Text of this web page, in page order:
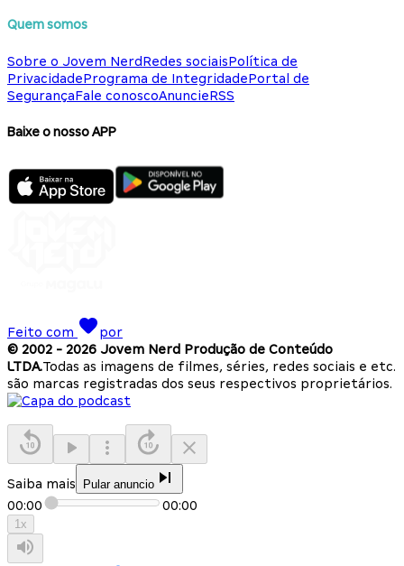
Quem somos
Sobre o Jovem NerdRedes sociaisPolítica de
PrivacidadePrograma de IntegridadePortal de
SegurançaFale conoscoAnuncieRSS
Baixe o nosso APP
Feito com
por
© 2002 - 2026 Jovem Nerd Produção de Conteúdo
LTDA.Todas as imagens de filmes, séries, redes sociais e etc.
são marcas registradas dos seus respectivos proprietários.
Saiba mais Pular anuncio
00:00 00:00
1x